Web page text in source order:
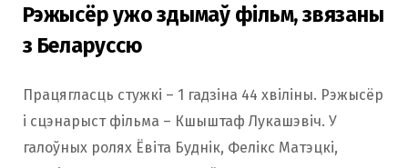
Рэжысёр ужо здымаў фільм, звязаны
з Беларуссю
Працягласць стужкі – 1 гадзіна 44 хвіліны. Рэжысёр
і сцэнарыст фільма – Кшыштаф Лукашэвіч. У
галоўных ролях Ёвіта Буднік, Фелікс Матэцкі,